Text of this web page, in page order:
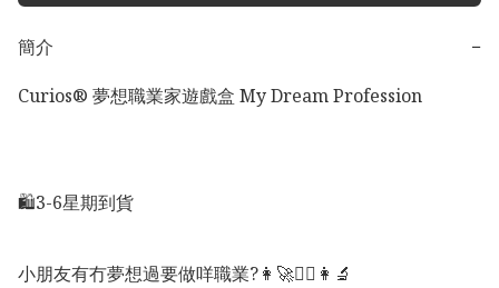
簡介
−
Curios®️ 夢想職業家遊戲盒 My Dream Profession
🛍️3-6星期到貨
小朋友有冇夢想過要做咩職業?👩‍🚀🧑‍⚖️👩‍🔬